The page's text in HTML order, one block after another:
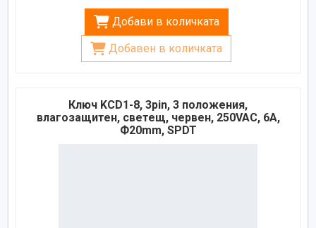
Добави в количката
Добавен в количката
Ключ KCD1-8, 3pin, 3 положения,
влагозащитен, светещ, червен, 250VAC, 6A,
Ф20mm, SPDT